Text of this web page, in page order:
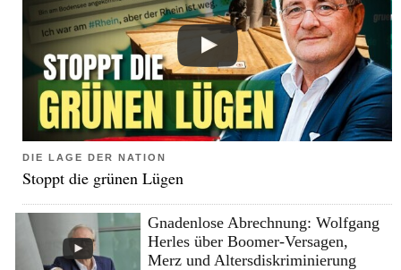
DIE LAGE DER NATION
Stoppt die grünen Lügen
Gnadenlose Abrechnung: Wolfgang
Herles über Boomer-Versagen,
Merz und Altersdiskriminierung